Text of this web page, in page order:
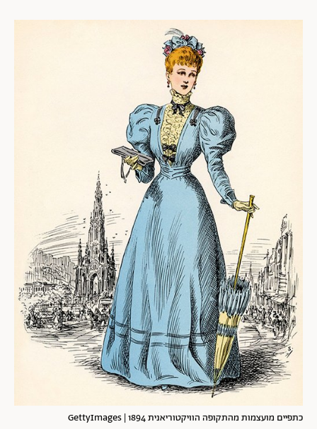
כתפיים מועצמות מהתקופה הוויקטוריאנית 1894 | GettyImages